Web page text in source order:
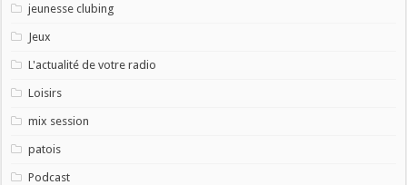
jeunesse clubing
Jeux
L'actualité de votre radio
Loisirs
mix session
patois
Podcast